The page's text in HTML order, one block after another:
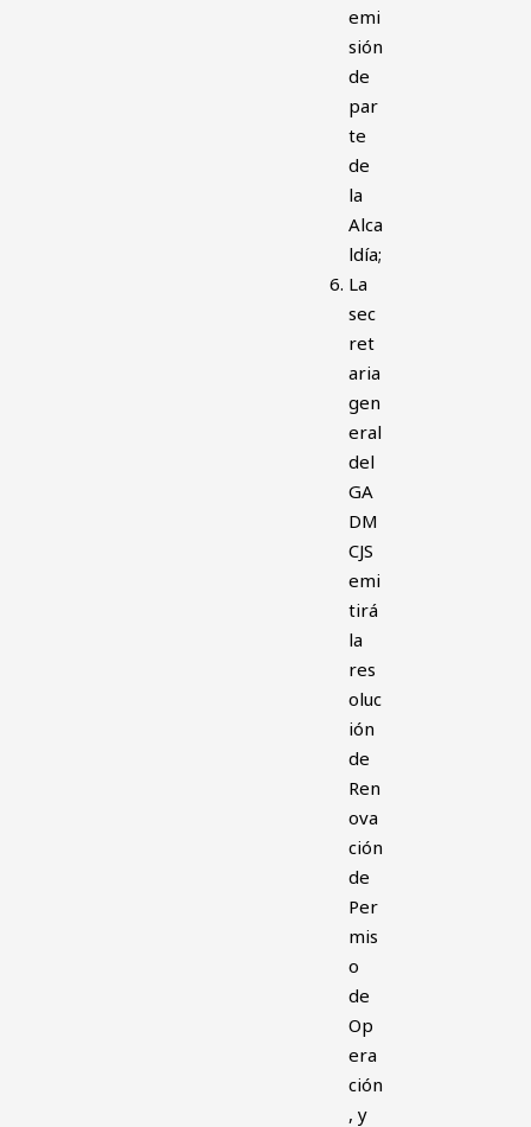
emi
sión
de
par
te
de
la
Alca
ldía;
La
sec
ret
aria
gen
eral
del
GA
DM
CJS
emi
tirá
la
res
oluc
ión
de
Ren
ova
ción
de
Per
mis
o
de
Op
era
ción
, y